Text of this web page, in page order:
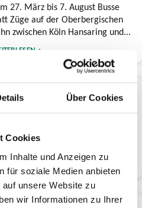
Über Cookies
Cookies
Inhalte und Anzeigen zu
für soziale Medien anbieten
unsere Website zu
wir Informationen zu Ihrer
27. März bis 7. August Busse
Züge auf der Oberbergischen
zwischen Köln Hansaring und...
Baustellenkarte informiert